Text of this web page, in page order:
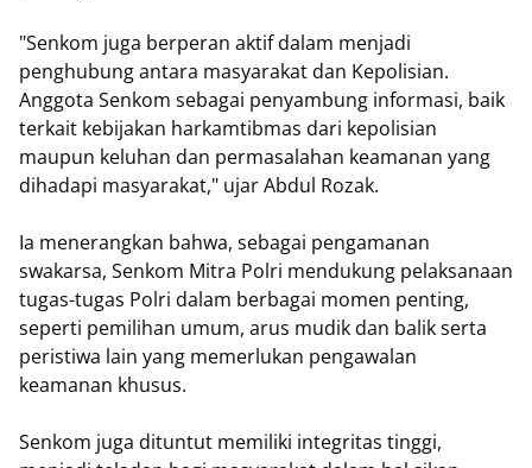
"Senkom juga berperan aktif dalam menjadi
penghubung antara masyarakat dan Kepolisian.
Anggota Senkom sebagai penyambung informasi, baik
terkait kebijakan harkamtibmas dari kepolisian
maupun keluhan dan permasalahan keamanan yang
dihadapi masyarakat," ujar Abdul Rozak.
Ia menerangkan bahwa, sebagai pengamanan
swakarsa, Senkom Mitra Polri mendukung pelaksanaan
tugas-tugas Polri dalam berbagai momen penting,
seperti pemilihan umum, arus mudik dan balik serta
peristiwa lain yang memerlukan pengawalan
keamanan khusus.
Senkom juga dituntut memiliki integritas tinggi,